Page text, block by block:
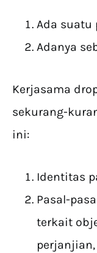
Ada suatu
Adanya
Kerjasama
sekurang-
ini:
Identitas
Pasal-
terkait